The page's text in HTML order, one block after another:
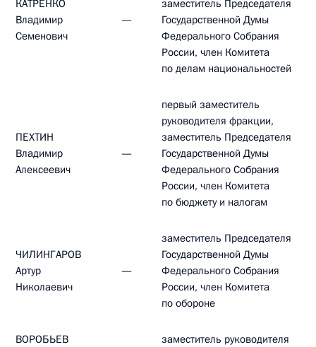
КАТРЕНКО
Владимир
Семенович
—
заместитель Председателя
Государственной Думы
Федерального Собрания
России, член Комитета
по делам национальностей
ПЕХТИН
Владимир
Алексеевич
—
первый заместитель
руководителя фракции,
заместитель Председателя
Государственной Думы
Федерального Собрания
России, член Комитета
по бюджету и налогам
ЧИЛИНГАРОВ
Артур
Николаевич
—
заместитель Председателя
Государственной Думы
Федерального Собрания
России, член Комитета
по обороне
ВОРОБЬЕВ
заместитель руководителя